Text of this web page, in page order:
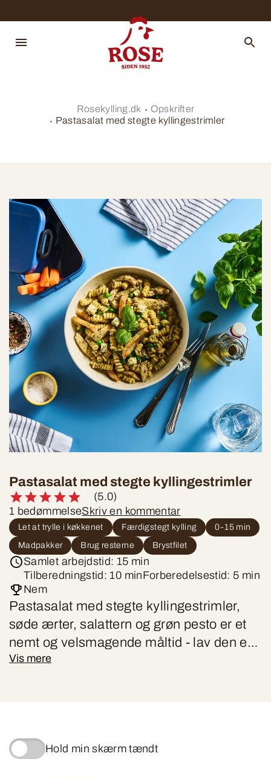
Rosekylling.dk
Opskrifter
Pastasalat med stegte kyllingestrimler
Pastasalat med stegte kyllingestrimler
(5.0)
1 bedømmelseSkriv en kommentar
Let at trylle i køkkenet Færdigstegt kylling
0-15 min
Madpakker
Brug resterne Brystfilet
Samlet arbejdstid: 15 min
Tilberedningstid: 10 minForberedelsestid: 5 min
Nem
Pastasalat med stegte kyllingestrimler,
søde ærter, salattern og grøn pesto er et
nemt og velsmagende måltid - lav den evt.
til aftensmaden og tag resten med i
Vis mere
Hold min skærm tændt